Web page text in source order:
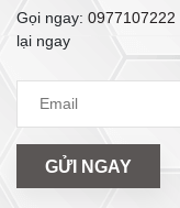
Gọi ngay: 0977107222
lại ngay
GỬI NGAY